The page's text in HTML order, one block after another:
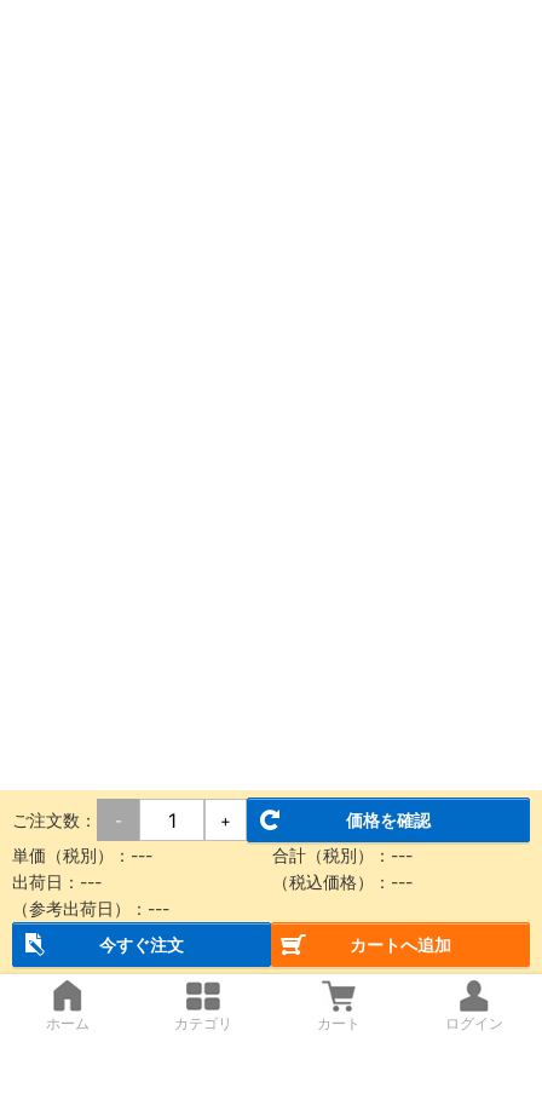
ご注文数： - +
価格を確認
単価（税別）： --- 合計（税別）： ---
出荷日： --- （税込価格）： ---
（参考出荷日）： ---
今すぐ注文
カートへ追加
ホーム カテゴリ カート ログイン